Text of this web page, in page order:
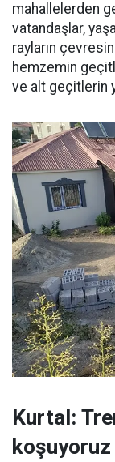
mahallelerden
vatandaşlar,
rayların
hemzemin
ve alt geçitlerin
Kurtal:
koşuyoruz